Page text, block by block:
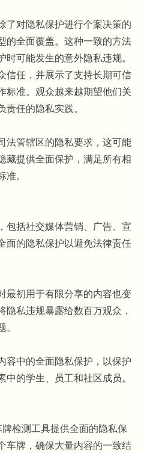
了对隐私保护进行个案决策的
的全面覆盖。这种一致的方法
可能发生的意外隐私违规。
信任，并展示了支持长期可信
标准。观众越来越期望他们关
任的隐私实践。
法管辖区的隐私要求，这可能
藏提供全面保护，满足所有相
。
包括社交媒体营销、广告、宣
面的隐私保护以避免法律责任
最初用于有限分享的内容也变
私违规暴露给数百万观众，
容中的全面隐私保护，以保护
的学生、员工和社区成员。
检测工具提供全面的隐私保
车牌，确保大量内容的一致结